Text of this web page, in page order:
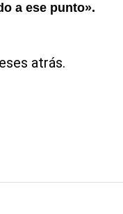
a ese punto».
atrás.